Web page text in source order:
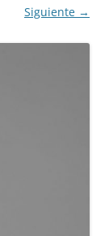
Siguiente →